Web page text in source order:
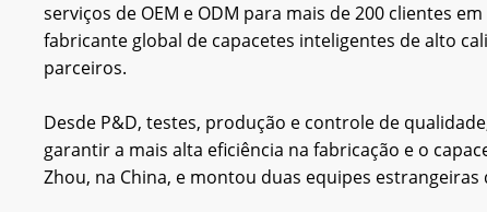
serviços de OEM e ODM para mais de 200 clientes
fabricante global de capacetes inteligentes de alto
parceiros.
Desde P&D, testes, produção e controle de
garantir a mais alta eficiência na fabricação e o
Zhou, na China, e montou duas equipes estrangeiras